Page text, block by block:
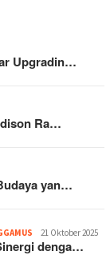
Upgradin…
Ra…
yan…
21 Oktober 2025
denga…